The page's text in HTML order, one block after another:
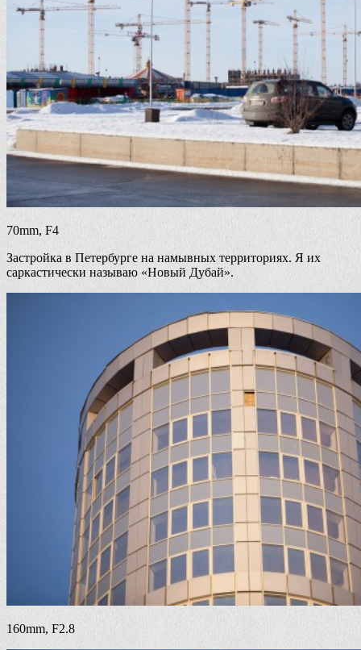
70mm, F4
Застройка в Петербурге на намывных территориях. Я их
саркастически называю «Новый Дубай».
160mm, F2.8